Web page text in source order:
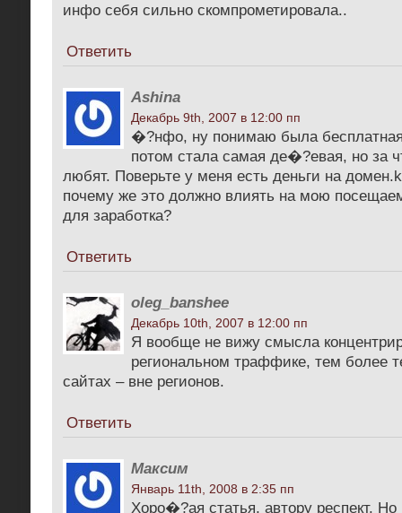
инфо себя сильно скомпрометировала..
Ответить
Ashina
Декабрь 9th, 2007 в 12:00 пп
�?нфо, ну понимаю была
потом стала самая де�?евая, но за
любят. Поверьте у меня есть деньги на
почему же это должно влиять на мою
для заработка?
Ответить
oleg_banshee
Декабрь 10th, 2007 в 12:00 пп
Я вообще не вижу смысла
региональном траффике, тем более
сайтах – вне регионов.
Ответить
Максим
Январь 11th, 2008 в 2:35 пп
Хоро�?ая статья, автору респект.